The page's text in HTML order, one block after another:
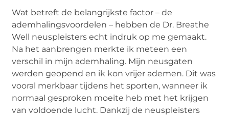
Wat betreft de belangrijkste factor – de
ademhalingsvoordelen – hebben de Dr. Breathe
Well neuspleisters echt indruk op me gemaakt.
Na het aanbrengen merkte ik meteen een
verschil in mijn ademhaling. Mijn neusgaten
werden geopend en ik kon vrijer ademen. Dit was
vooral merkbaar tijdens het sporten, wanneer ik
normaal gesproken moeite heb met het krijgen
van voldoende lucht. Dankzij de neuspleisters